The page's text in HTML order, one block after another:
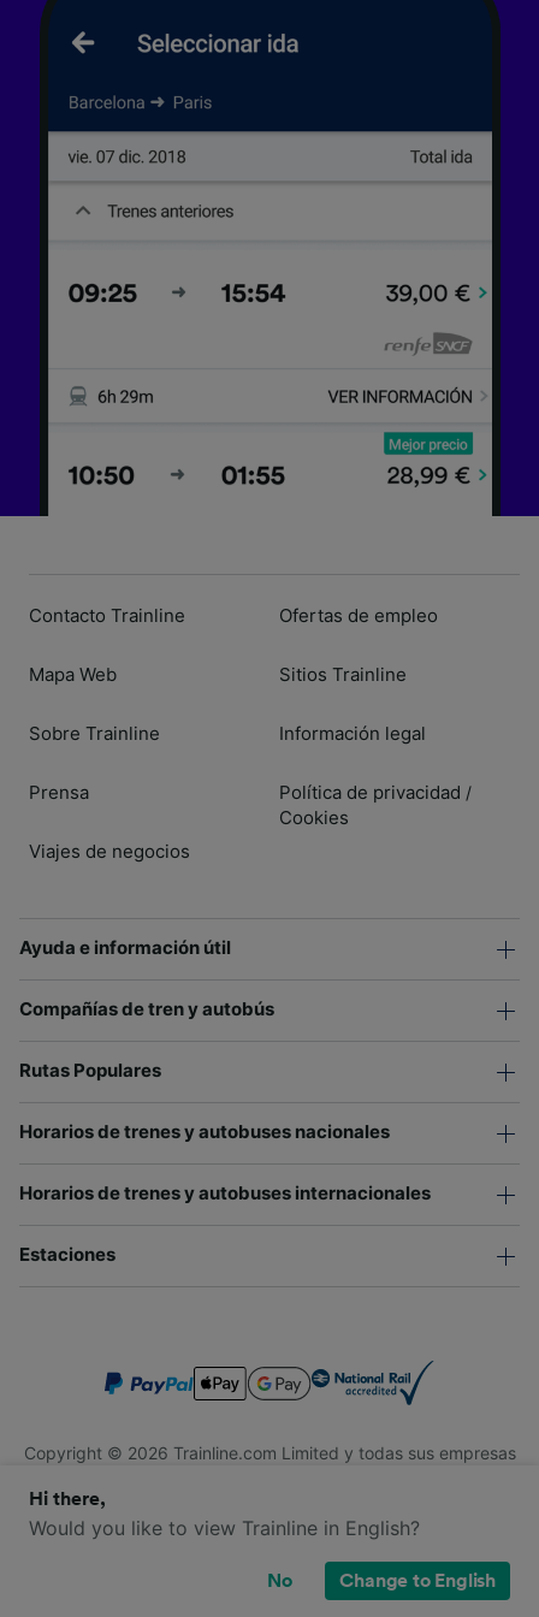
Contacto Trainline
Mapa Web
Sobre Trainline
Prensa
Viajes de negocios
Ofertas de empleo
Sitios Trainline
Información legal
Política de privacidad /
Cookies
Ayuda e información útil
Compañías de tren y autobús
Rutas Populares
Horarios de trenes y autobuses nacionales
Horarios de trenes y autobuses internacionales
Estaciones
Copyright © 2026 Trainline.com Limited y todas sus empresas
Trainline.com Limited está registrada en Inglaterra y Gales.
Compañía No. 3846791. Dirección: 1 Stonecutter St, Londres
Hi there,
Would you like to view Trainline in English?
No Change to English
características del dispositivo para su
dispositivo y/o acceder a ella. Publicidad y
contenido personalizados, medición de
publicidad y contenido, investigación de
audiencia y desarrollo de servicios.
Lista de asociados (proveedores)